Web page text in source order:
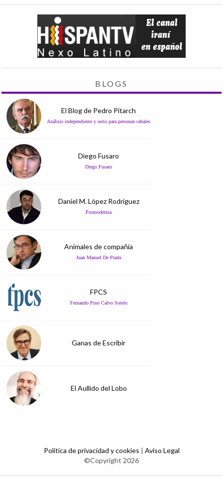
BLOGS
El Blog de Pedro Pitarch
Análisis independiente y serio para personas cabales
Diego Fusaro
Diego Fusaro
Daniel M. López Rodríguez
Posmodernia
Animales de compañía
Juan Manuel De Prada
FPCS
Fernando Pino Calvo Sotelo
Ganas de Escribir
El Aullido del Lobo
Política de privacidad y cookies | Aviso Legal
©Copyright 2026